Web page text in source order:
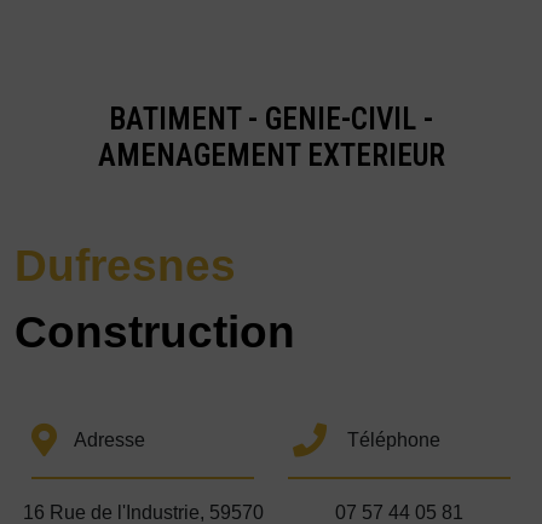
BATIMENT - GENIE-CIVIL -
AMENAGEMENT EXTERIEUR
Dufresnes
Construction
Adresse
16 Rue de l'Industrie, 59570
Téléphone
07 57 44 05 81